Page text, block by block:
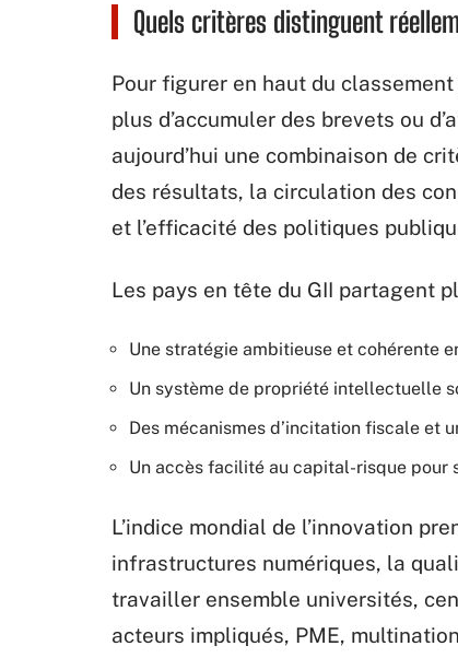
Quels critères distinguent
Pour figurer en haut du
plus d’accumuler des brevets ou
aujourd’hui une combinaison de
des résultats, la circulation des
et l’efficacité des politiques
Les pays en tête du GII partagent
Une stratégie ambitieuse et cohérente
Un système de propriété intellectuelle
Des mécanismes d’incitation fiscale et
Un accès facilité au capital-risque
L’indice mondial de l’innovation
infrastructures numériques, la
travailler ensemble universités,
acteurs impliqués, PME,